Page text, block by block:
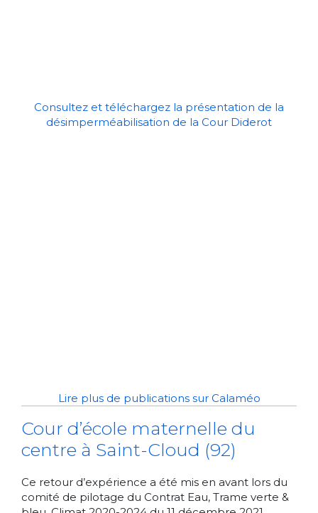
Consultez et téléchargez la présentation de la
désimperméabilisation de la Cour Diderot
Lire plus de publications sur Calaméo
Cour d’école maternelle du
centre à Saint-Cloud (92)
Ce retour d’expérience a été mis en avant lors du
comité de pilotage du Contrat Eau, Trame verte &